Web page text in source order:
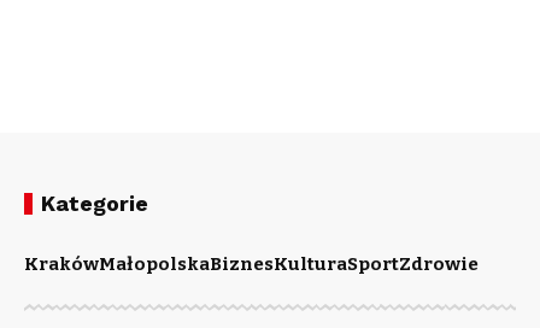
Kategorie
KrakówMałopolskaBiznesKulturaSportZdrowie